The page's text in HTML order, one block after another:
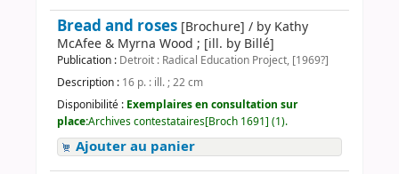
Bread and roses [Brochure] / by Kathy
McAfee & Myrna Wood ; [ill. by Billé]
Publication : Detroit : Radical Education Project, [1969?]
Description : 16 p. : ill. ; 22 cm
Disponibilité : Exemplaires en consultation sur
place:Archives contestataires[Broch 1691] (1).
Ajouter au panier